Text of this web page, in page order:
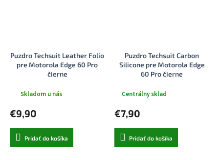
Puzdro Techsuit Leather Folio
pre Motorola Edge 60 Pro
čierne
Skladom u nás
€9,90
Pridať do košíka
Puzdro Techsuit Carbon
Silicone pre Motorola Edge
60 Pro čierne
Centrálny sklad
€7,90
Pridať do košíka